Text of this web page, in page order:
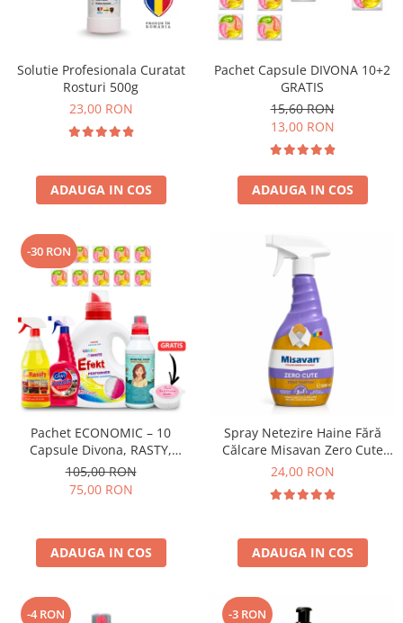
Solutie Profesionala Curatat
Rosturi 500g
23,00 RON
ADAUGA IN COS
Pachet Capsule DIVONA 10+2
GRATIS
15,60 RON
13,00 RON
ADAUGA IN COS
-30 RON
Pachet ECONOMIC – 10
Capsule Divona, RASTY,
ACEPRIN, Efekt, Secretul Deliei
+ Sare Inalbire GRATIS
105,00 RON
75,00 RON
ADAUGA IN COS
Spray Netezire Haine Fără
Călcare Misavan Zero Cute
Zero Parfum 500 ml
24,00 RON
ADAUGA IN COS
-4 RON -3 RON